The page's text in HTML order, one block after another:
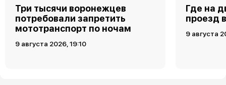
Три тысячи воронежцев
потребовали запретить
мототранспорт по ночам
9 августа 2026, 19:10
Где на
проезд
9 августа